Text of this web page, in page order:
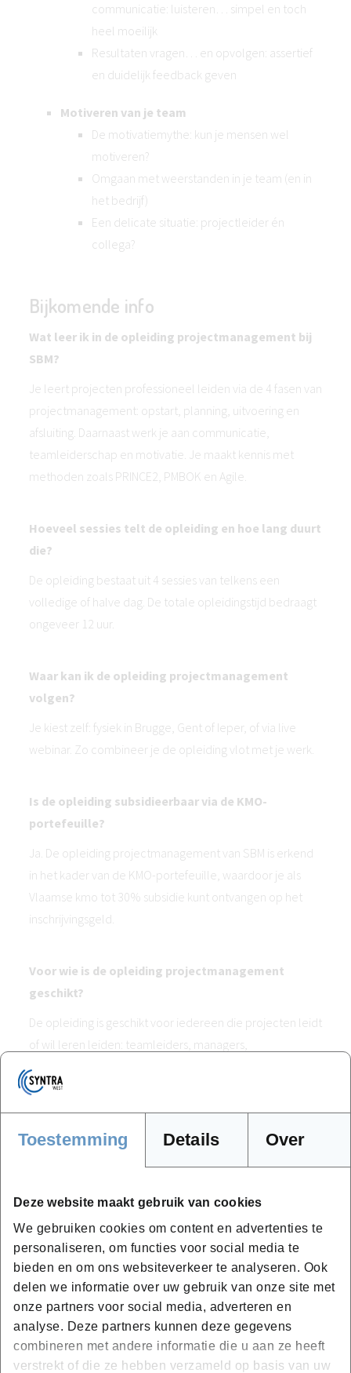
Toestemming Details Over
Deze website maakt gebruik van cookies
We gebruiken cookies om content en advertenties te
personaliseren, om functies voor social media te
bieden en om ons websiteverkeer te analyseren. Ook
delen we informatie over uw gebruik van onze site met
onze partners voor social media, adverteren en
analyse. Deze partners kunnen deze gegevens
combineren met andere informatie die u aan ze heeft
verstrekt of die ze hebben verzameld op basis van uw
communicatie: luisteren… simpel en toch
heel moeilijk
Resultaten vragen… en opvolgen: assertief
en duidelijk feedback geven
Motiveren van je team
De motivatiemythe: kun je mensen wel
motiveren?
Omgaan met weerstanden in je team (en in
het bedrijf)
Een delicate situatie: projectleider én
collega?
Bijkomende info
Wat leer ik in de opleiding projectmanagement bij
SBM?
Je leert projecten professioneel leiden via de 4 fasen van
projectmanagement: opstart, planning, uitvoering en
afsluiting. Daarnaast werk je aan communicatie,
teamleiderschap en motivatie. Je maakt kennis met
methoden zoals PRINCE2, PMBOK en Agile.
Hoeveel sessies telt de opleiding en hoe lang duurt
die?
De opleiding bestaat uit 4 sessies van telkens een
volledige of halve dag. De totale opleidingstijd bedraagt
ongeveer 12 uur.
Waar kan ik de opleiding projectmanagement
volgen?
Je kiest zelf: fysiek in Brugge, Gent of Ieper, of via live
webinar. Zo combineer je de opleiding vlot met je werk.
Is de opleiding subsidieerbaar via de KMO-
portefeuille?
Ja. De opleiding projectmanagement van SBM is erkend
in het kader van de KMO-portefeuille, waardoor je als
Vlaamse kmo tot 30% subsidie kunt ontvangen op het
inschrijvingsgeld.
Voor wie is de opleiding projectmanagement
geschikt?
De opleiding is geschikt voor iedereen die projecten leidt
of wil leren leiden: teamleiders, managers,
zaakvoerders, freelancers en medewerkers uit diverse
sectoren. Geen voorkennis vereist.
Welk certificaat of erkenning ontvang ik na de
nummer bij inschrijving voor erkenning), BIV (permanente
vorming, 3u) en Liberform. Na het volgen ontvang je een
deelnameattest van SBM.
Is er ook een incompany variant beschikbaar?
Ja. SBM biedt de opleiding projectmanagement ook aan
als aatraining, volledig op maat van jouw organisatie.